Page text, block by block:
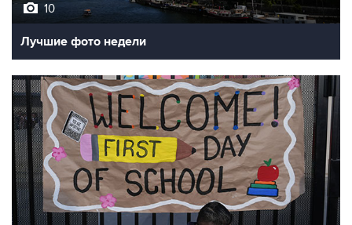
10
Лучшие фото недели